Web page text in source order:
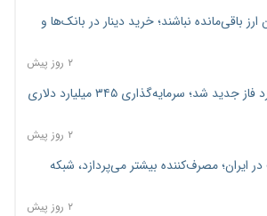
ارز باقی‌مانده نباشند؛ خرید دینار در بانک‌ها و
۲ روز پیش
جنگ کریدورها وارد فاز جدید شد؛ سرمایه‌گذاری ۳۴۵ میلیارد دلاری
۲ روز پیش
ایران؛ مصرف‌کننده بیشتر می‌پردازد، شبکه
۲ روز پیش